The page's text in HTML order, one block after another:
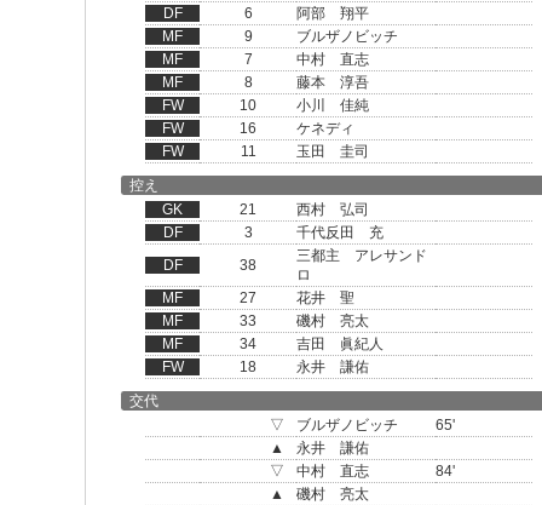
DF
6
阿部 翔平
MF
9
ブルザノビッチ
MF
7
中村 直志
MF
8
藤本 淳吾
FW
10
小川 佳純
FW
16
ケネディ
FW
11
玉田 圭司
控え
GK
21
西村 弘司
DF
3
千代反田 充
DF
38
三都主 アレサンド
ロ
MF
27
花井 聖
MF
33
磯村 亮太
MF
34
吉田 眞紀人
FW
18
永井 謙佑
交代
▽
ブルザノビッチ
65'
▲
永井 謙佑
▽
中村 直志
84'
▲
磯村 亮太